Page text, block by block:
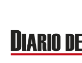
contenido